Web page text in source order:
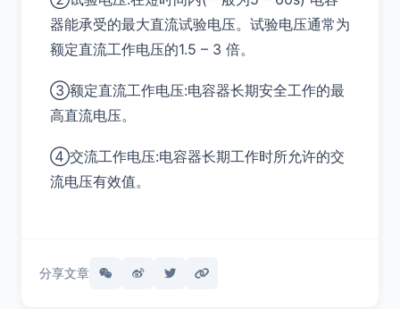
器能承受的最大直流试验电压。试验电压通常为
额定直流工作电压的1.5 – 3 倍。
③额定直流工作电压:电容器长期安全工作的最
高直流电压。
④交流工作电压:电容器长期工作时所允许的交
流电压有效值。
分享文章